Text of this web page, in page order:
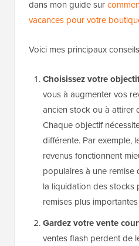
dans mon guide sur
vacances pour votre
Voici mes principaux
Choisissez votre
vous à augmenter vos
ancien stock ou à attirer
Chaque objectif
différente. Par exemple,
revenus fonctionnent
populaires à une remise
la liquidation des stocks
remises plus
Gardez votre vente
ventes flash perdent de